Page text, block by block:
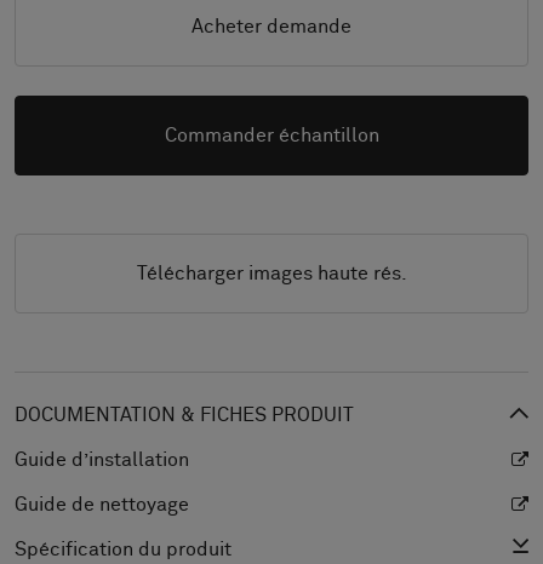
Acheter demande
Commander échantillon
Télécharger images haute rés.
DOCUMENTATION & FICHES PRODUIT
Guide d’installation
Guide de nettoyage
Spécification du produit